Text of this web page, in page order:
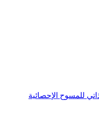
للمسوح الإحصائية